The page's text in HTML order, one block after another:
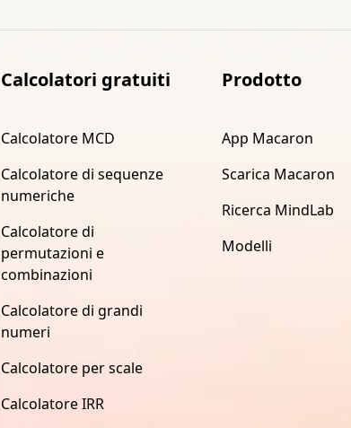
Calcolatori gratuiti
Calcolatore MCD
Calcolatore di sequenze
numeriche
Calcolatore di
permutazioni e
combinazioni
Calcolatore di grandi
numeri
Calcolatore per scale
Calcolatore IRR
Prodotto
App Macaron
Scarica Macaron
Ricerca MindLab
Modelli